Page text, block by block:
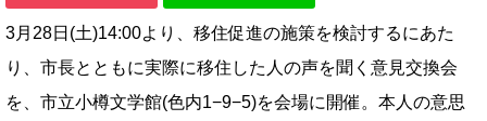
3月28日(土)14:00より、移住促進の施策を検討するにあた
り、市長とともに実際に移住した人の声を聞く意見交換会
を、市立小樽文学館(色内1−9−5)を会場に開催。本人の意思